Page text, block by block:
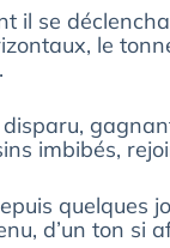
il se
le
imbibés,
quelques
d’un ton si